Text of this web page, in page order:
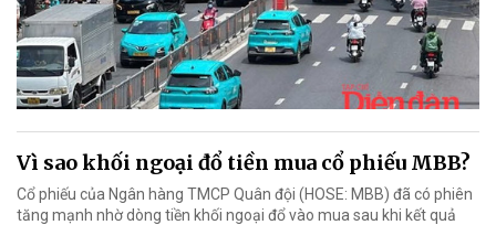
Vì sao khối ngoại đổ tiền mua cổ phiếu MBB?
Cổ phiếu của Ngân hàng TMCP Quân đội (HOSE: MBB) đã có phiên
tăng mạnh nhờ dòng tiền khối ngoại đổ vào mua sau khi kết quả